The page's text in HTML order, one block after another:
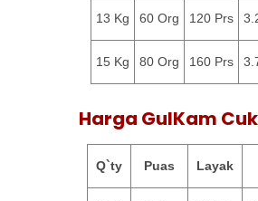
13 Kg 60 Org 120 Prs
15 Kg 80 Org 160 Prs
Harga GulKam
Q`ty Puas Layak